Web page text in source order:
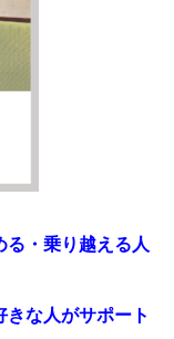
る・乗り越える人
な人がサポート